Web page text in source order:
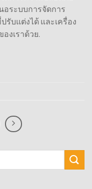
อระบบการจัดการ
รับแต่งได้ และเครื่อง
งเราด้วย.